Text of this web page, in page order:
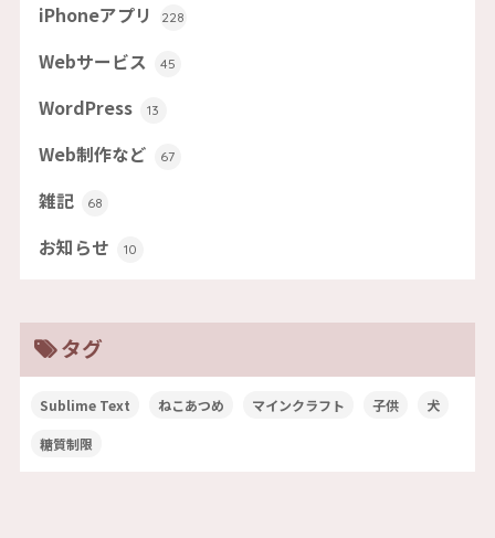
iPhoneアプリ 228
Webサービス 45
WordPress 13
Web制作など 67
雑記 68
お知らせ 10
タグ
Sublime Text ねこあつめ マインクラフト 子供 犬
糖質制限